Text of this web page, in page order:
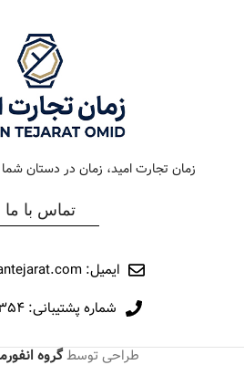
کلاسیک
رفرانس 12038
جنس
برند
زمان تجارت امید، زمان در دستان شما
تماس با ما
ایمیل: info@zamantejarat.com
شماره پشتیبانی: ۰۲۱۸۶۰۷۱۳۵۴
طراحی توسطگروه